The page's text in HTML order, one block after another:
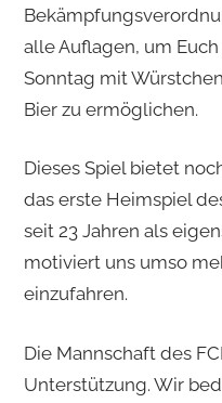
alle Auflagen, um
Sonntag mit
Bier zu ermöglichen.
Dieses Spiel bietet
das erste Heimspiel
seit 23 Jahren als
motiviert uns umso
einzufahren.
Die Mannschaft des
Unterstützung. Wir